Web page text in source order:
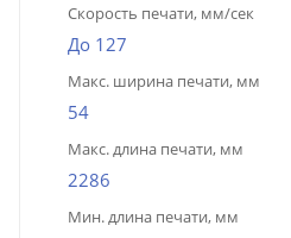
Скорость печати, мм/сек
До 127
Макс. ширина печати, мм
54
Макс. длина печати, мм
2286
Мин. длина печати, мм